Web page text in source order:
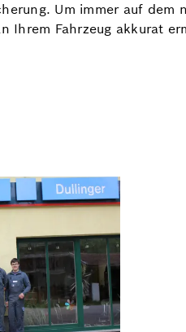
Um immer auf dem
Ihrem Fahrzeug akkurat